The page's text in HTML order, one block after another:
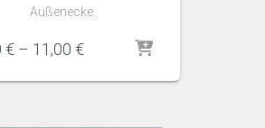
Außenecke.
€ – 11,00 €Preisspanne:
bis